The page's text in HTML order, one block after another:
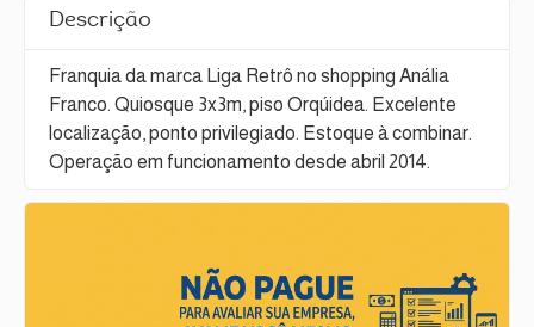
Descrição
Franquia da marca Liga Retrô no shopping Anália
Franco. Quiosque 3x3m, piso Orqúidea. Excelente
localização, ponto privilegiado. Estoque à combinar.
Operação em funcionamento desde abril 2014.